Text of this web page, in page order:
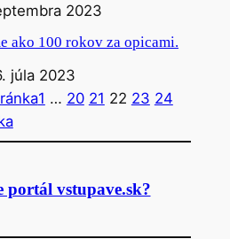
2023
ako 100 rokov za opicami.
júla 2023
1 … 20 21 22 23 24
portál vstupave.sk?